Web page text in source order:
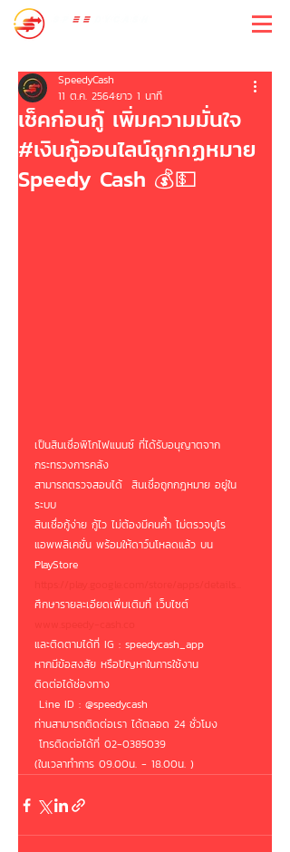
เช็คก่อนกู้ เพิ่มความมั่นใจ
#เงินกู้ออนไลน์ถูกกฏหมาย
Speedy Cash 💰💵
SpeedyCash
11 ต.ค. 2564ยาว 1 นาที
เป็นสินเชื่อพิโกไฟแนนซ์ ที่ได้รับอนุญาต​จาก
กระทรวง​การคลัง
สามารถตรวจสอบได้  สินเชื่อถูกกฎหมาย อยู่ใน
ระบบ
สินเชื่อกู้ง่าย กู้ไว ไม่ต้องมีคนค้ำ ไม่ตรวจบูโร
แอพพลิเคชั่น พร้อมให้ดาว์นโหลดแล้ว บน
PlayStore
ศึกษารายละเอียดเพิ่มเติมที่ เว็บไซต์
และติดตามได้ที่ IG : speedycash_app
หากมีข้อสงสัย หรือปัญหาในการใช้งาน
ติดต่อได้ช่องทาง
Line ID : @speedycash
ท่านสามารถติดต่อเรา ได้ตลอด 24 ชั่วโมง
โทรติดต่อได้ที่ 02-0385039
(ในเวลาทำการ 09.00น. - 18.00น. )